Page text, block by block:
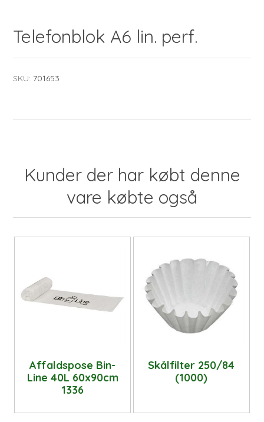
Telefonblok A6 lin. perf.
SKU: 701653
Kunder der har købt denne
vare købte også
Affaldspose Bin-
Line 40L 60x90cm
1336
Skålfilter 250/84
(1000)